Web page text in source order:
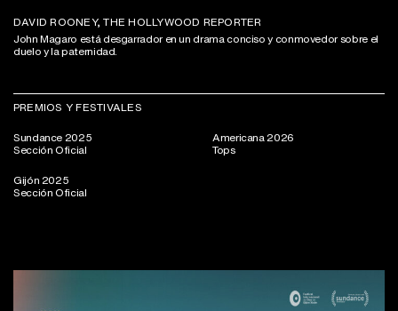
DAVID ROONEY, THE HOLLYWOOD REPORTER
John Magaro está desgarrador en un drama conciso y conmovedor sobre el
duelo y la paternidad.
PREMIOS Y FESTIVALES
Sundance 2025
Sección Oficial
Gijón 2025
Sección Oficial
Americana 2026
Tops